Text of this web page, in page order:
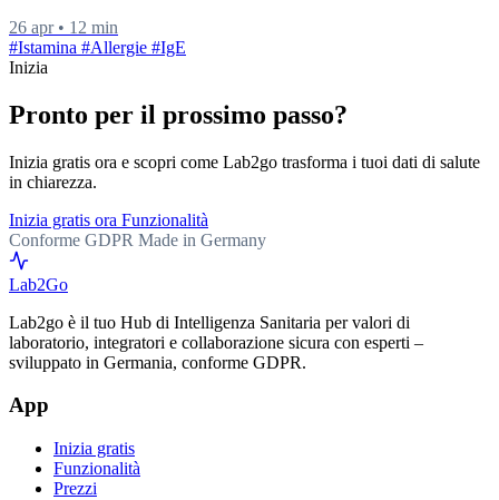
26 apr • 12 min
#Istamina #Allergie #IgE
Inizia
Pronto per il prossimo passo?
Inizia gratis ora e scopri come Lab2go trasforma i tuoi dati di salute
in chiarezza.
Inizia gratis ora Funzionalità
Conforme GDPR Made in Germany
Lab2Go
Lab2go è il tuo Hub di Intelligenza Sanitaria per valori di
laboratorio, integratori e collaborazione sicura con esperti –
sviluppato in Germania, conforme GDPR.
App
Inizia gratis
Funzionalità
Prezzi